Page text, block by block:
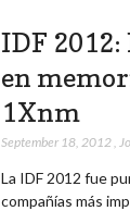
IDF
en
1Xnm
September 18, 2012,
La IDF 2012 fue
compañías más